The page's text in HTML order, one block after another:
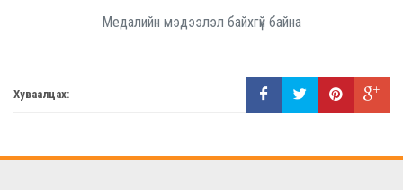
Медалийн мэдээлэл байхгүй байна
Хуваалцах: